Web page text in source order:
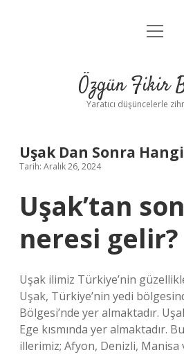
Anasayfa
Yasal Uyarı
menüyü
Özgün Fikir
Yaratıcı düşüncelerle
Uşak Dan Sonra
Tarih: Aralık 26, 2024
Uşak’tan
neresi gelir?
Uşak ilimiz Türkiye’nin
Uşak, Türkiye’nin yedi
Bölgesi’nde yer almaktadır.
Ege kısmında yer almaktadır.
illerimiz; Afyon, Denizli, Manisa